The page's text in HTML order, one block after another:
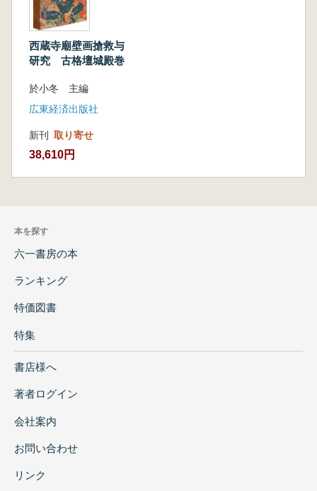
西蔵寺廟壁画搶救与
研究 古格壇城殿巻
於小冬 主編
広東経済出版社
新刊 取り寄せ
38,610円
本を探す
六一書房の本
ランキング
特価図書
特集
書店様へ
著者ログイン
会社案内
お問い合わせ
リンク